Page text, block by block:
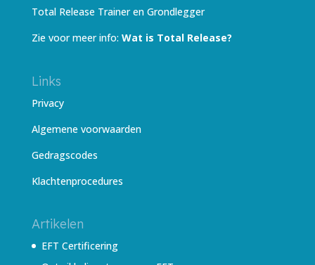
Total Release Trainer en Grondlegger
Zie voor meer info: Wat is Total Release?
Links
Privacy
Algemene voorwaarden
Gedragscodes
Klachtenprocedures
Artikelen
EFT Certificering